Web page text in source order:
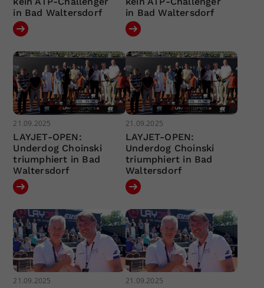
in Bad Waltersdorf
in Bad Waltersdorf
21.09.2025
LAYJET-OPEN:
Underdog Choinski
triumphiert in Bad
Waltersdorf
21.09.2025
LAYJET-OPEN:
Underdog Choinski
triumphiert in Bad
Waltersdorf
21.09.2025 21.09.2025